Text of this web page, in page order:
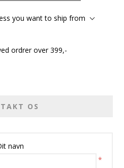
you want to ship from
ordrer over 399,-
OS
navn
*